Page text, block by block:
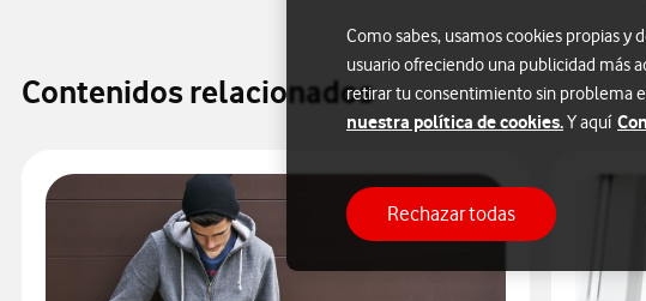
Contenidos relacionados
Como sabes, usamos cookies propias y
usuario ofreciendo una publicidad más
retirar tu consentimiento sin problema
nuestra política de cookies.Y aquí
Rechazar todas